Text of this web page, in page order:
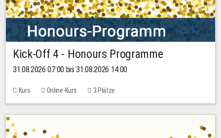
Kick-Off 4 - Honours Programme
31.08.2026 07:00 bis 31.08.2026 14:00
Kurs Online-Kurs 3 Plätze